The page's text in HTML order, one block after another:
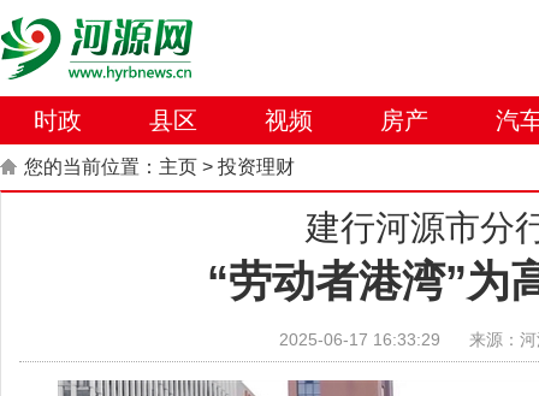
时政 县区 视频 房产 汽
您的当前位置： 主页 > 投资理财
建行河源市分
“劳动者港湾”为
2025-06-17 16:33:29 来源：